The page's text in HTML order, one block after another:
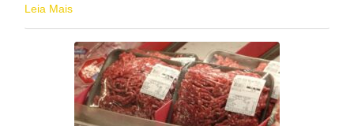
reportada. As sugestões foram apresentadas pelo grupo de
pagamentos. Como “dono” do produto, é o BC que
determina as regras de operação e fiscaliza a operação do
Pix. A preocupação com segurança é grande por duas
razões principais: evitar que o sistema perda credibilidade
por causa de vazamento de chaves e o aumento de golpes
que usam da engenharia social para solicitar transferências
Leia Mais